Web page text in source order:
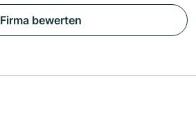
Firma bewerten